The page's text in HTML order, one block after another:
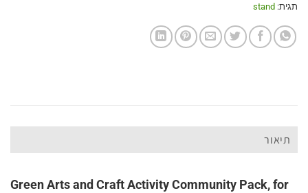
תגית: stand
תיאור
Green Arts and Craft Activity Community Pack, for